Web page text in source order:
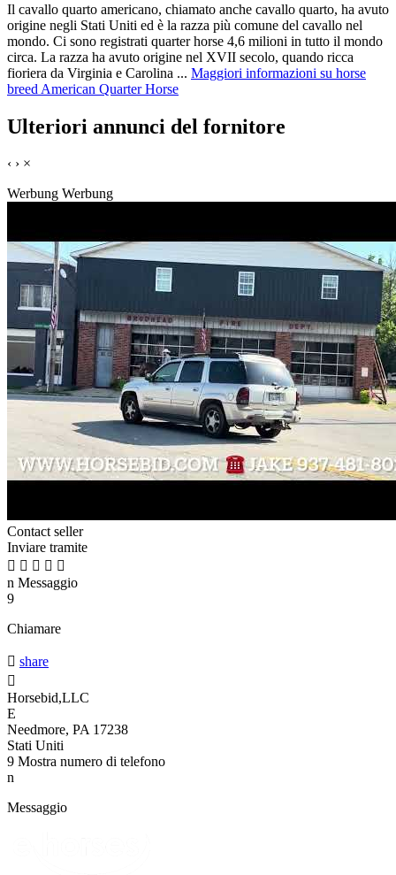
Il cavallo quarto americano, chiamato anche cavallo quarto, ha avuto
origine negli Stati Uniti ed è la razza più comune del cavallo nel
mondo. Ci sono registrati quarter horse 4,6 milioni in tutto il mondo
circa. La razza ha avuto origine nel XVII secolo, quando ricca
fioriera da Virginia e Carolina ... Maggiori informazioni su horse
breed American Quarter Horse
Ulteriori annunci del fornitore
‹ › ×
Werbung Werbung
Contact seller
Inviare tramite
    
n Messaggio
9
Chiamare
 share

Horsebid,LLC
E
Needmore, PA 17238
Stati Uniti
9 Mostra numero di telefono
n
Messaggio